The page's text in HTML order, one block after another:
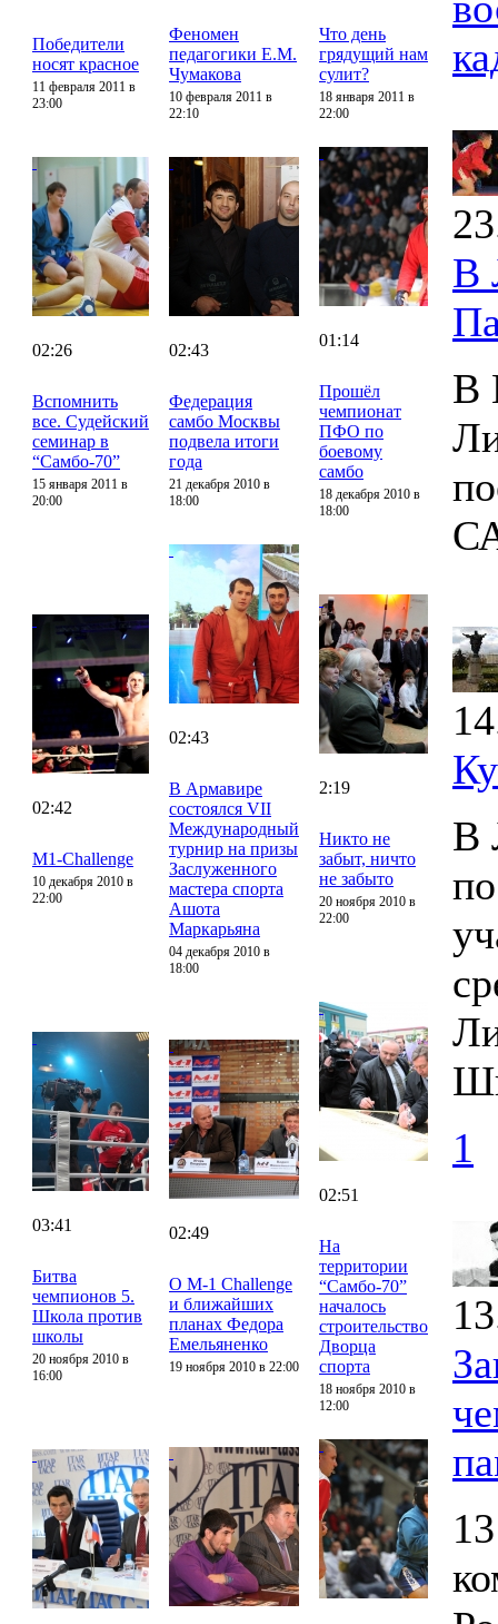
Победители
носят красное
11 февраля 2011 в
23:00
Феномен
педагогики Е.М.
Чумакова
10 февраля 2011 в
22:10
Что день
грядущий нам
сулит?
18 января 2011 в
22:00
02:26
Вспомнить
все. Судейский
семинар в
“Самбо-70”
15 января 2011 в
20:00
02:43
Федерация
самбо Москвы
подвела итоги
года
21 декабря 2010 в
18:00
01:14
Прошёл
чемпионат
ПФО по
боевому
самбо
18 декабря 2010 в
18:00
02:42
M1-Challenge
10 декабря 2010 в
22:00
02:43
В Армавире
состоялся VII
Международный
турнир на призы
Заслуженного
мастера спорта
Ашота
Маркарьяна
04 декабря 2010 в
18:00
2:19
Никто не
забыт, ничто
не забыто
20 ноября 2010 в
22:00
03:41
Битва
чемпионов 5.
Школа против
школы
20 ноября 2010 в
16:00
02:49
О M-1 Challenge
и ближайших
планах Федора
Емельяненко
19 ноября 2010 в 22:00
02:51
На
территории
“Самбо-70”
началось
строительство
Дворца
спорта
18 ноября 2010 в
12:00
В
В
В
1